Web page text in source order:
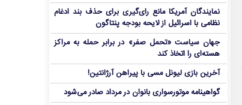
نمایندگان آمریکا مانع رای‌گیری برای حذف بند ادغام
نظامی با اسرائیل از لایحه بودجه پنتاگون
جهان سیاست «تحمل صفر» در برابر حمله به مراکز
هسته‌ای را اتخاذ کند
آخرین بازی لیونل مسی با پیراهن آرژانتین!
گواهینامه موتورسواری بانوان در مرداد صادر می‌شود